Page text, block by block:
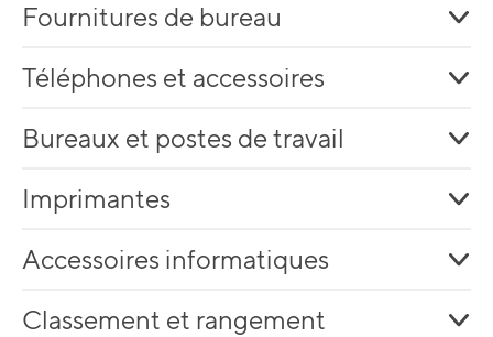
Fournitures de bureau
Téléphones et accessoires
Bureaux et postes de travail
Imprimantes
Accessoires informatiques
Classement et rangement